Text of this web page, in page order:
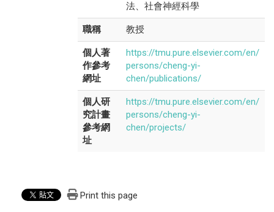
法、社會神經科學
職稱 教授
個人著
作參考
網址
https://tmu.pure.elsevier.com/en/
persons/cheng-yi-
chen/publications/
個人研
究計畫
參考網
址
https://tmu.pure.elsevier.com/en/
persons/cheng-yi-
chen/projects/
Print this page